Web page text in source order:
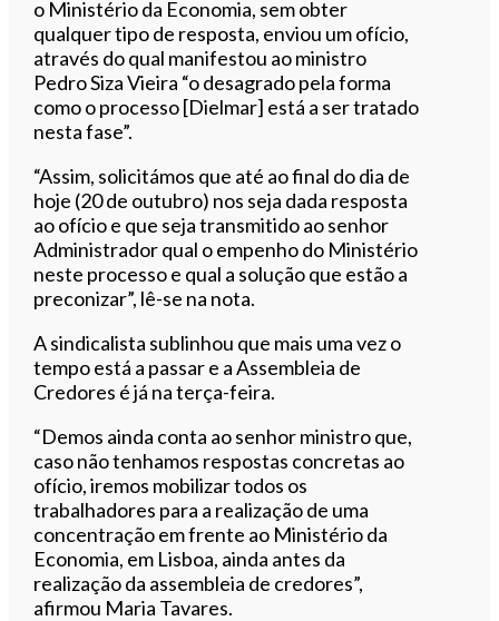
o Ministério da Economia, sem obter
qualquer tipo de resposta, enviou um ofício,
através do qual manifestou ao ministro
Pedro Siza Vieira “o desagrado pela forma
como o processo [Dielmar] está a ser tratado
nesta fase”.
“Assim, solicitámos que até ao final do dia de
hoje (20 de outubro) nos seja dada resposta
ao ofício e que seja transmitido ao senhor
Administrador qual o empenho do Ministério
neste processo e qual a solução que estão a
preconizar”, lê-se na nota.
A sindicalista sublinhou que mais uma vez o
tempo está a passar e a Assembleia de
Credores é já na terça-feira.
“Demos ainda conta ao senhor ministro que,
caso não tenhamos respostas concretas ao
ofício, iremos mobilizar todos os
trabalhadores para a realização de uma
concentração em frente ao Ministério da
Economia, em Lisboa, ainda antes da
realização da assembleia de credores”,
afirmou Maria Tavares.